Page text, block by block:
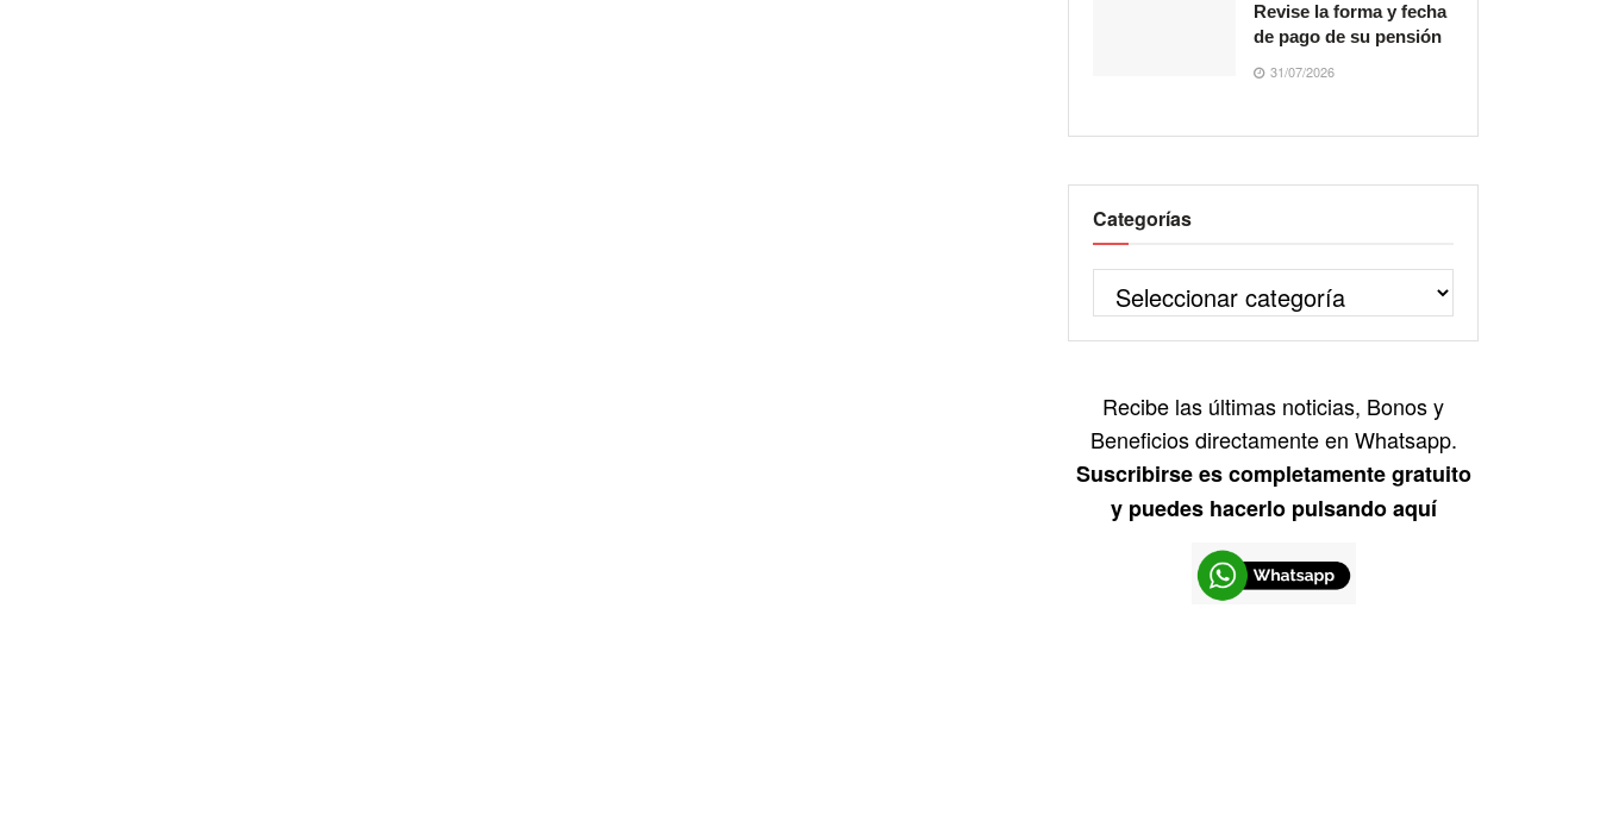
Revise la forma y fecha
de pago de su pensión
31/07/2026
Categorías
Recibe las últimas noticias, Bonos y
Beneficios directamente en Whatsapp.
Suscribirse es completamente gratuito
y puedes hacerlo pulsando aquí